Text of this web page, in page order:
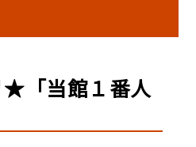
★「当館１番人